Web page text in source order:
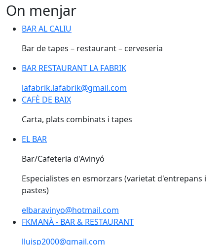
On menjar
BAR AL CALIU
BAR AL CALIU
Bar de tapes – restaurant – cerveseria
BAR RESTAURANT LA FABRIK
BAR RESTAURANT LA FABRIK
lafabrik.lafabrik@gmail.com
CAFÈ DE BAIX
CAFÈ DE BAIX
Carta, plats combinats i tapes
EL BAR
EL BAR
Bar/Cafeteria d'Avinyó
Especialistes en esmorzars (varietat d'entrepans i
pastes)
elbaravinyo@hotmail.com
FKMANÀ - BAR & RESTAURANT
FKMANÀ - BAR & RESTAURANT
lluisp2000@gmail.com